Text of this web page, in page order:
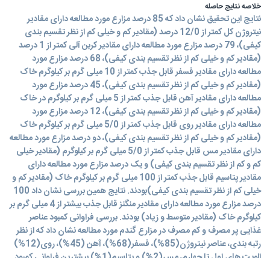
خلاصه نتایج حاصله
نتایج این تحقیق نشان داد که 85 درصد مزارع مورد مطالعه دارای مقادیر
نیتروژن کل کمتر از 12/0 درصد (مقادیر کم و خیلی کم از نظر تقسیم بندی
کیفی)، 79 درصد مزارع مورد مطالعه دارای مقادیر کربن آلی کمتر از 1 درصد
(مقادیر کم و خیلی کم از نظر تقسیم بندی کیفی)، 68 درصد مزارع مورد
مطالعه دارای مقادیر فسفر قابل جذب کمتر از 10 میلی گرم بر کیلوگرم خاک
(مقادیر کم و خیلی کم از نظر تقسیم بندی کیفی)، 45 درصد مزارع مورد
مطالعه دارای مقادیر آهن قابل جذب کمتر از 5 میلی گرم بر کیلوگرم در خاک
(مقادیر کم و خیلی کم از نظر تقسیم بندی کیفی)، 12 درصد مزارع مورد
مطالعه دارای مقادیر روی قابل جذب کمتر از 5/0 میلی گرم بر کیلوگرم خاک
(مقادیر کم و خیلی کم از نظر تقسیم بندی کیفی)، دو درصد مزارع مورد مطالعه
دارای مقادیر مس قابل جذب کمتر از 5/0 میلی گرم بر کیلوگرم (مقادیر خیلی
کم و کم از نظر تقسیم بندی کیفی) و یک درصد مزارع مورد مطالعه دارای
مقادیر پتاسیم قابل جذب کمتر از 100 میلی گرم بر کیلوگرم خاک (مقادیر کم و
خیلی کم از نظر تقسیم بندی کیفی)بودند. نتایج همین بررسی نشان داد 100
درصد مزارع مورد مطالعه دارای مقادیر منگنز قابل جذب بیشتر از 4 میلی گرم بر
کیلوگرم خاک (مقادیر متوسط و زیاد) بودند. بررسی فراوانی کمبود عناصر
غذایی پر مصرف و کم مصرف در مزارع گندم مورد مطالعه نشان داد که از نظر
رتبه بندی، عناصر نیتروژن(85%)، فسفر(68%)، آهن (45%)، روی(12%)